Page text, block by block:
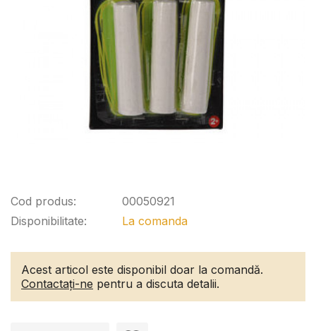
Cod produs:
Disponibilitate:
00050921
La comanda
Acest articol este disponibil doar la comandă.
Contactați-ne pentru a discuta detalii.